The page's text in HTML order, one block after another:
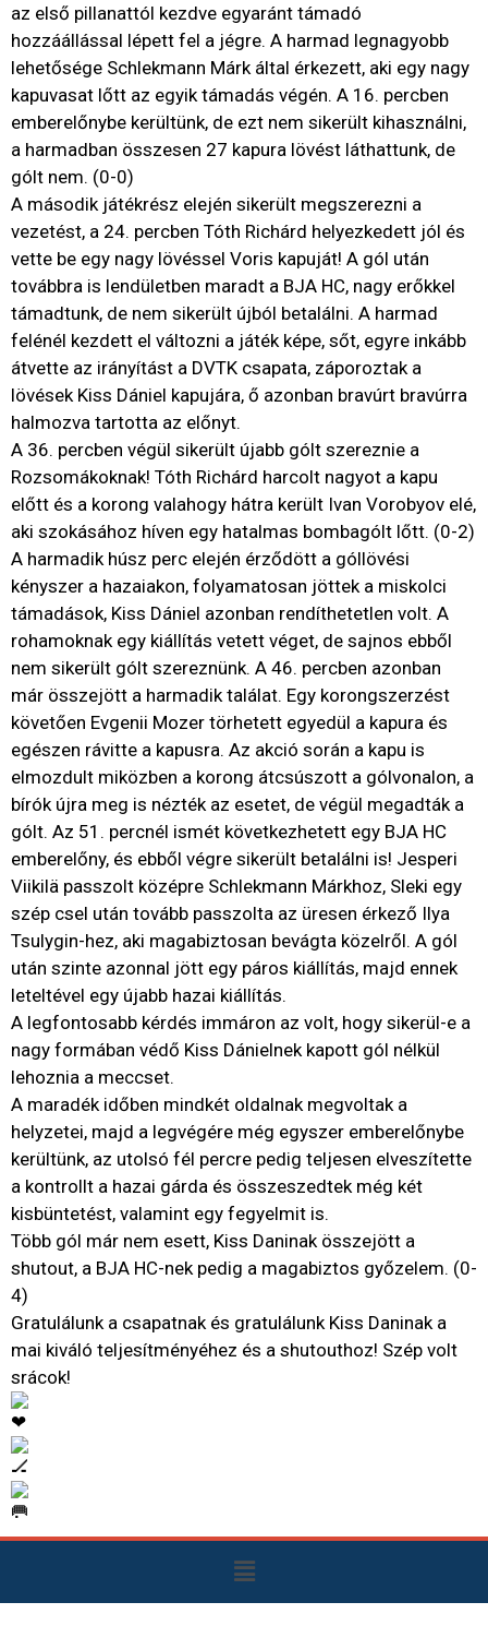
az első pillanattól kezdve egyaránt támadó
hozzáállással lépett fel a jégre. A harmad legnagyobb
lehetősége Schlekmann Márk által érkezett, aki egy nagy
kapuvasat lőtt az egyik támadás végén. A 16. percben
emberelőnybe kerültünk, de ezt nem sikerült kihasználni,
a harmadban összesen 27 kapura lövést láthattunk, de
gólt nem. (0-0)
A második játékrész elején sikerült megszerezni a
vezetést, a 24. percben Tóth Richárd helyezkedett jól és
vette be egy nagy lövéssel Voris kapuját! A gól után
továbbra is lendületben maradt a BJA HC, nagy erőkkel
támadtunk, de nem sikerült újból betalálni. A harmad
felénél kezdett el változni a játék képe, sőt, egyre inkább
átvette az irányítást a DVTK csapata, záporoztak a
lövések Kiss Dániel kapujára, ő azonban bravúrt bravúrra
halmozva tartotta az előnyt.
A 36. percben végül sikerült újabb gólt szereznie a
Rozsomákoknak! Tóth Richárd harcolt nagyot a kapu
előtt és a korong valahogy hátra került Ivan Vorobyov elé,
aki szokásához híven egy hatalmas bombagólt lőtt. (0-2)
A harmadik húsz perc elején érződött a góllövési
kényszer a hazaiakon, folyamatosan jöttek a miskolci
támadások, Kiss Dániel azonban rendíthetetlen volt. A
rohamoknak egy kiállítás vetett véget, de sajnos ebből
nem sikerült gólt szereznünk. A 46. percben azonban
már összejött a harmadik találat. Egy korongszerzést
követően Evgenii Mozer törhetett egyedül a kapura és
egészen rávitte a kapusra. Az akció során a kapu is
elmozdult miközben a korong átcsúszott a gólvonalon, a
bírók újra meg is nézték az esetet, de végül megadták a
gólt. Az 51. percnél ismét következhetett egy BJA HC
emberelőny, és ebből végre sikerült betalálni is! Jesperi
Viikilä passzolt középre Schlekmann Márkhoz, Sleki egy
szép csel után tovább passzolta az üresen érkező Ilya
Tsulygin-hez, aki magabiztosan bevágta közelről. A gól
után szinte azonnal jött egy páros kiállítás, majd ennek
leteltével egy újabb hazai kiállítás.
A legfontosabb kérdés immáron az volt, hogy sikerül-e a
nagy formában védő Kiss Dánielnek kapott gól nélkül
lehoznia a meccset.
A maradék időben mindkét oldalnak megvoltak a
helyzetei, majd a legvégére még egyszer emberelőnybe
kerültünk, az utolsó fél percre pedig teljesen elveszítette
a kontrollt a hazai gárda és összeszedtek még két
kisbüntetést, valamint egy fegyelmit is.
Több gól már nem esett, Kiss Daninak összejött a
shutout, a BJA HC-nek pedig a magabiztos győzelem. (0-
4)
Gratulálunk a csapatnak és gratulálunk Kiss Daninak a
mai kiváló teljesítményéhez és a shutouthoz! Szép volt
srácok!